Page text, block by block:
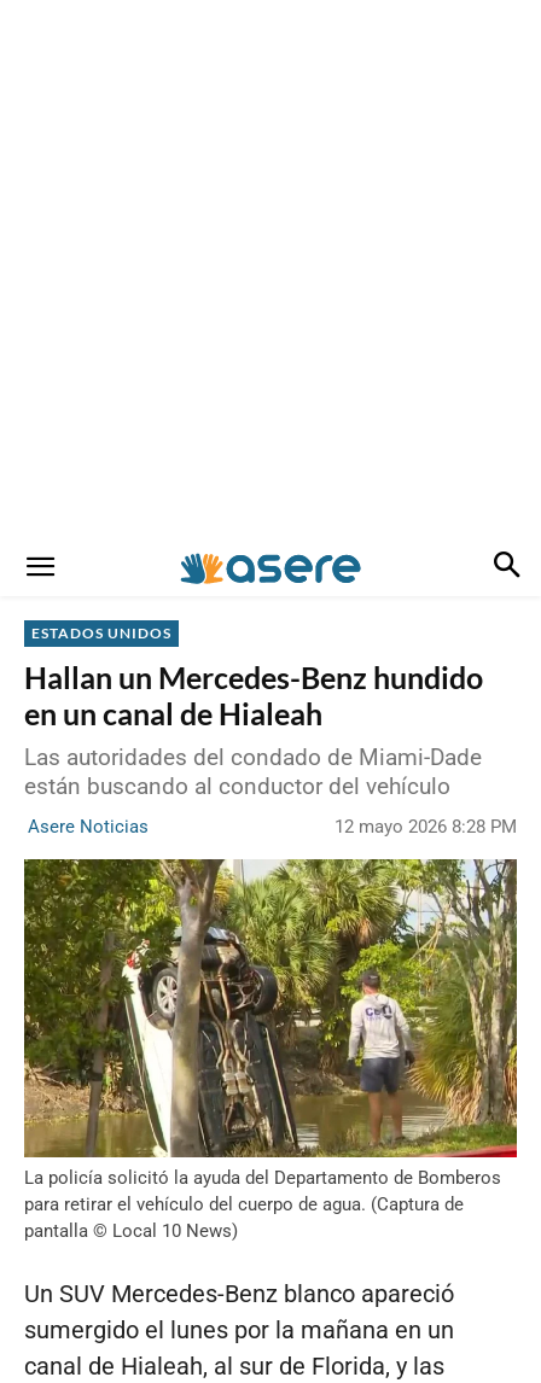
ESTADOS UNIDOS
Hallan un Mercedes-Benz hundido
en un canal de Hialeah
Las autoridades del condado de Miami-Dade
están buscando al conductor del vehículo
Asere Noticias 12 mayo 2026 8:28 PM
La policía solicitó la ayuda del Departamento de Bomberos
para retirar el vehículo del cuerpo de agua. (Captura de
pantalla © Local 10 News)
Un SUV Mercedes-Benz blanco apareció
sumergido el lunes por la mañana en un
canal de Hialeah, al sur de Florida, y las